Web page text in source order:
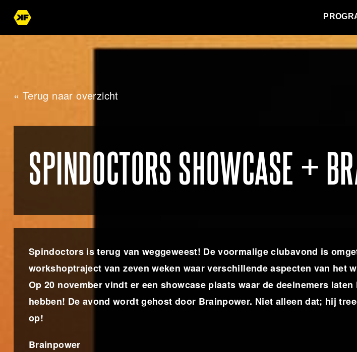
« Terug naar overzicht
SPINDOCTORS SHOWCASE +
Spindoctors is terug van weggeweest! De voormalige clubavond is
workshoptraject van zeven weken waar verschillende aspecten van het
Op 20 november vindt er een showcase plaats waar de deelnemers
hebben! De avond wordt gehost door Brainpower. Niet alleen dat; hij
op!
Brainpower